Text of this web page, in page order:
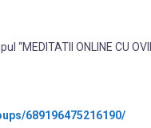
“MEDITATII ONLINE CU
689196475216190/